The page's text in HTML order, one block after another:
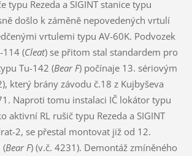
typu Rezeda a SIGINT stanice typu
došlo k záměně nepovedených vrtulí
vrtulemi typu AV-60K. Podvozek
114 (Cleat) se přitom stal standardem pro
Tu-142 (Bear F) počínaje 13. sériovým
který brány závodu č.18 z Kujbyševa
Naproti tomu instalaci IČ lokátor typu
aktivní RL rušič typu Rezeda a SIGINT
2, se přestal montovat již od 12.
(Bear F) (v.č. 4231). Demontáž zmíněného